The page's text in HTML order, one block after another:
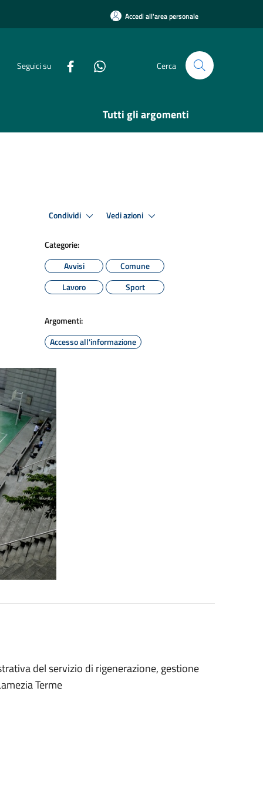
Accedi all'area personale
Seguici su Cerca
Tutti gli argomenti
Condividi Vedi azioni
Categorie:
Avvisi
Comune
Lavoro
Sport
Argomenti:
Accesso all'informazione
del servizio di rigenerazione, gestione
Terme